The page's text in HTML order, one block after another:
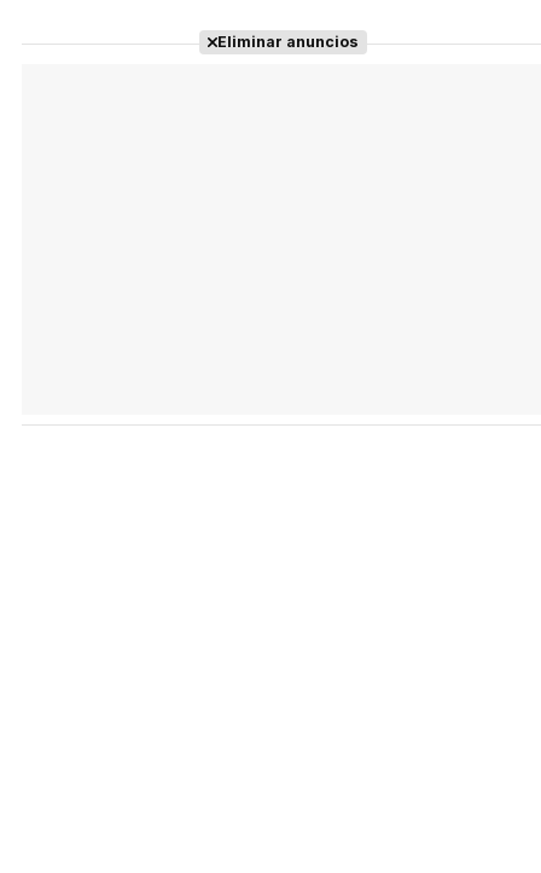
Eliminar anuncios